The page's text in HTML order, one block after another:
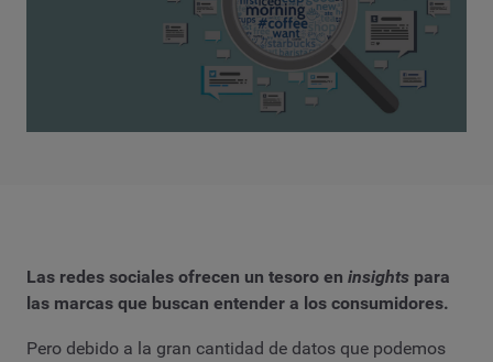
Las redes sociales ofrecen un tesoro en insights para
las marcas que buscan entender a los consumidores.
Pero debido a la gran cantidad de datos que podemos